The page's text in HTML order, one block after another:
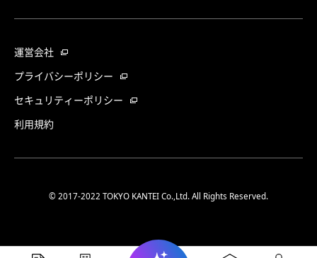
運営会社
プライバシーポリシー
セキュリティーポリシー
利用規約
© 2017-2022 TOKYO KANTEI Co.,Ltd. All Rights Reserved.